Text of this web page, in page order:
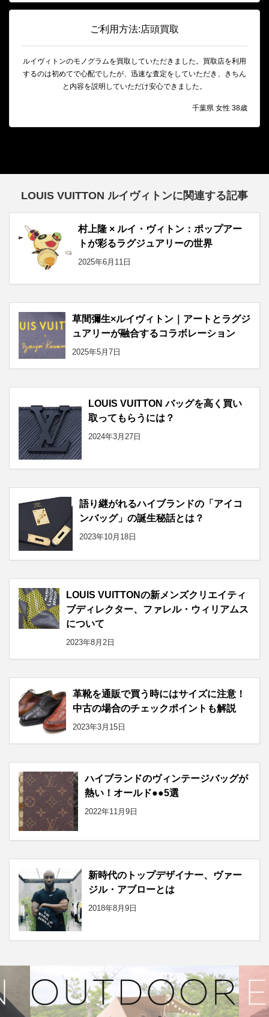
ご利用方法:店頭買取
ルイヴィトンのモノグラムを買取していただきました。買取店を利用
するのは初めてで心配でしたが、迅速な査定をしていただき、きちん
と内容を説明していただけ安心できました。
千葉県 女性 38歳
LOUIS VUITTON ルイヴィトンに関連する記事
村上隆 × ルイ・ヴィトン：ポップアー
トが彩るラグジュアリーの世界
2025年6月11日
草間彌生×ルイヴィトン｜アートとラグジ
ュアリーが融合するコラボレーション
2025年5月7日
LOUIS VUITTON バッグを高く買い
取ってもらうには？
2024年3月27日
語り継がれるハイブランドの「アイコ
ンバッグ」の誕生秘話とは？
2023年10月18日
LOUIS VUITTONの新メンズクリエイティ
ブディレクター、ファレル・ウィリアムス
について
2023年8月2日
革靴を通販で買う時にはサイズに注意！
中古の場合のチェックポイントも解説
2023年3月15日
ハイブランドのヴィンテージバッグが
熱い！オールド●●5選
2022年11月9日
新時代のトップデザイナー、ヴァー
ジル・アブローとは
2018年8月9日